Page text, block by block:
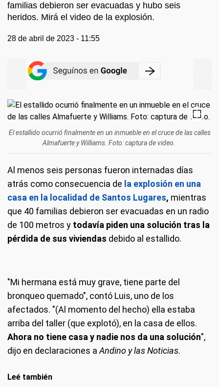
familias debieron ser evacuadas y hubo seis
heridos. Mirá el video de la explosión.
28 de abril de 2023 - 11:55
El estallido ocurrió finalmente en un inmueble en el cruce de las calles
Almafuerte y Williams. Foto: captura de video.
Al menos seis personas fueron internadas días
atrás como consecuencia de la explosión en una
casa en la localidad de Santos Lugares, mientras
que 40 familias debieron ser evacuadas en un radio
de 100 metros y todavía piden una solución tras la
pérdida de sus viviendas debido al estallido.
"Mi hermana está muy grave, tiene parte del
bronqueo quemado", contó Luis, uno de los
afectados. "(Al momento del hecho) ella estaba
arriba del taller (que explotó), en la casa de ellos.
Ahora no tiene casa y nadie nos da una solución",
dijo en declaraciones a Andino y las Noticias.
Leé también